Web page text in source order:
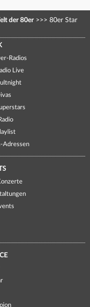
der 80er >>> 80er Star
Radios
Live
Adressen